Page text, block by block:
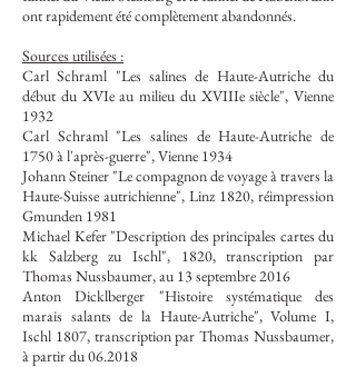
ont rapidement été complètement abandonnés.
Sources utilisées :
Carl Schraml "Les salines de Haute-Autriche du
début du XVIe au milieu du XVIIIe siècle", Vienne
1932
Carl Schraml "Les salines de Haute-Autriche de
1750 à l'après-guerre", Vienne 1934
Johann Steiner "Le compagnon de voyage à travers la
Haute-Suisse autrichienne", Linz 1820, réimpression
Gmunden 1981
Michael Kefer "Description des principales cartes du
kk Salzberg zu Ischl", 1820, transcription par
Thomas Nussbaumer, au 13 septembre 2016
Anton Dicklberger "Histoire systématique des
marais salants de la Haute-Autriche", Volume I,
Ischl 1807, transcription par Thomas Nussbaumer,
à partir du 06.2018